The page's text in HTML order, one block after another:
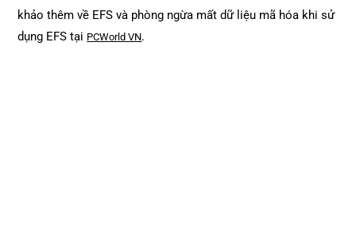
khảo thêm về EFS và phòng ngừa mất dữ liệu mã hóa khi sử
dụng EFS tại PCWorld VN.